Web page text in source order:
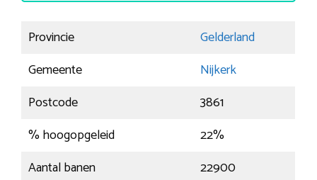
Provincie
Gelderland
Gemeente
Nijkerk
Postcode
3861
% hoogopgeleid
22%
Aantal banen
22900